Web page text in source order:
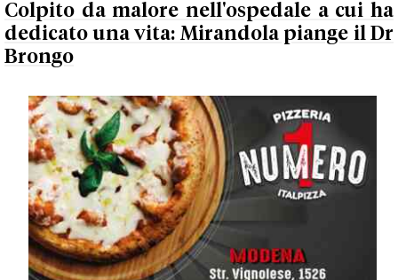
Colpito da malore nell'ospedale a cui ha
dedicato una vita: Mirandola piange il Dr
Brongo